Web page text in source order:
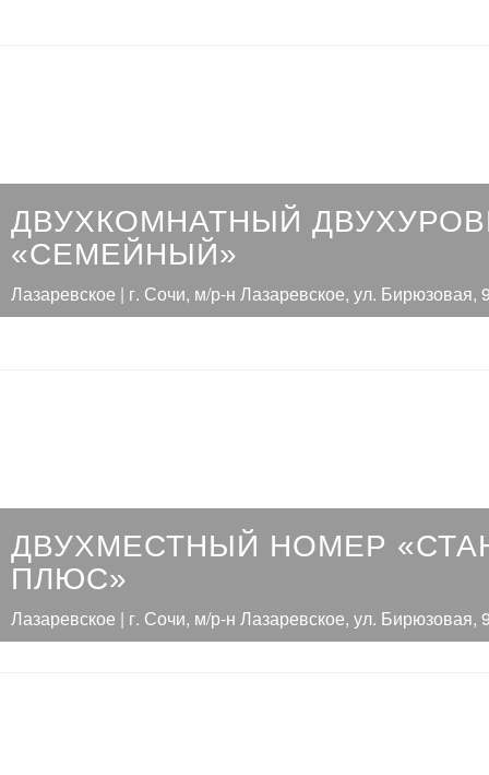
ДВУХКОМНАТНЫЙ
«СЕМЕЙНЫЙ»
Лазаревское | г. Сочи, м/р-н Лазаревское, ул. Бирюзовая,
ДВУХМЕСТНЫЙ НОМЕР
ПЛЮС»
Лазаревское | г. Сочи, м/р-н Лазаревское, ул. Бирюзовая,